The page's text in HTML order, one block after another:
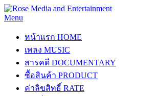
Menu
หน้าแรก HOME
เพลง MUSIC
สารคดี DOCUMENTARY
ซื้อสินค้า PRODUCT
ค่าลิขสิทธิ์ RATE